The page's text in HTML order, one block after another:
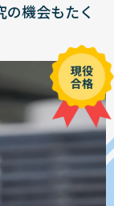
機会もたく